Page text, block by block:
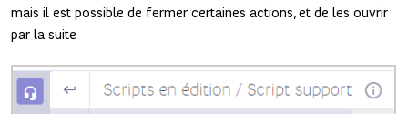
mais il est possible de fermer certaines actions, et de les ouvrir
par la suite